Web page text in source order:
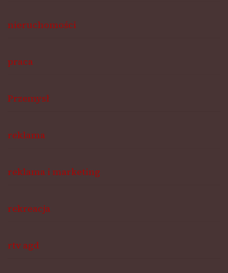
nieruchomości
praca
Przemysł
reklama
reklama i marketing
rekreacja
rtv agd